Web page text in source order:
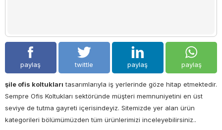
paylaş twittle paylaş paylaş
şile ofis koltukları tasarımlarıyla iş yerlerinde göze hitap etmektedir.
Sempre Ofis Koltukları sektöründe müşteri memnuniyetini en üst
seviye de tutma gayreti içerisindeyiz. Sitemizde yer alan ürün
kategorileri bölümümüzden tüm ürünlerimizi inceleyebilirsiniz..